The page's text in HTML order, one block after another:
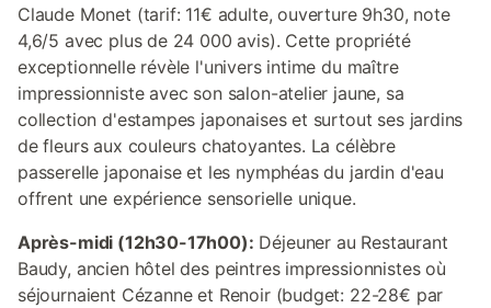
Claude Monet (tarif: 11€ adulte, ouverture 9h30, note
4,6/5 avec plus de 24 000 avis). Cette propriété
exceptionnelle révèle l'univers intime du maître
impressionniste avec son salon-atelier jaune, sa
collection d'estampes japonaises et surtout ses jardins
de fleurs aux couleurs chatoyantes. La célèbre
passerelle japonaise et les nymphéas du jardin d'eau
offrent une expérience sensorielle unique.
Après-midi (12h30-17h00): Déjeuner au Restaurant
Baudy, ancien hôtel des peintres impressionnistes où
séjournaient Cézanne et Renoir (budget: 22-28€ par